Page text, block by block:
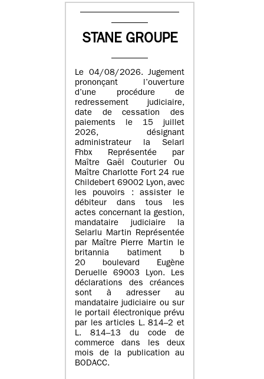
STANE GROUPE
Le 04/08/2026. Jugement
prononçant l’ouverture
d’une procédure de
redressement judiciaire,
date de cessation des
paiements le 15 juillet
2026, désignant
administrateur la Selarl
Fhbx Représentée par
Maître Gaël Couturier Ou
Maître Charlotte Fort 24 rue
Childebert 69002 Lyon, avec
les pouvoirs : assister le
débiteur dans tous les
actes concernant la gestion,
mandataire judiciaire la
Selarlu Martin Représentée
par Maître Pierre Martin le
britannia batiment b
20 boulevard Eugène
Deruelle 69003 Lyon. Les
déclarations des créances
sont à adresser au
mandataire judiciaire ou sur
le portail électronique prévu
par les articles L. 814–2 et
L. 814–13 du code de
commerce dans les deux
mois de la publication au
BODACC.